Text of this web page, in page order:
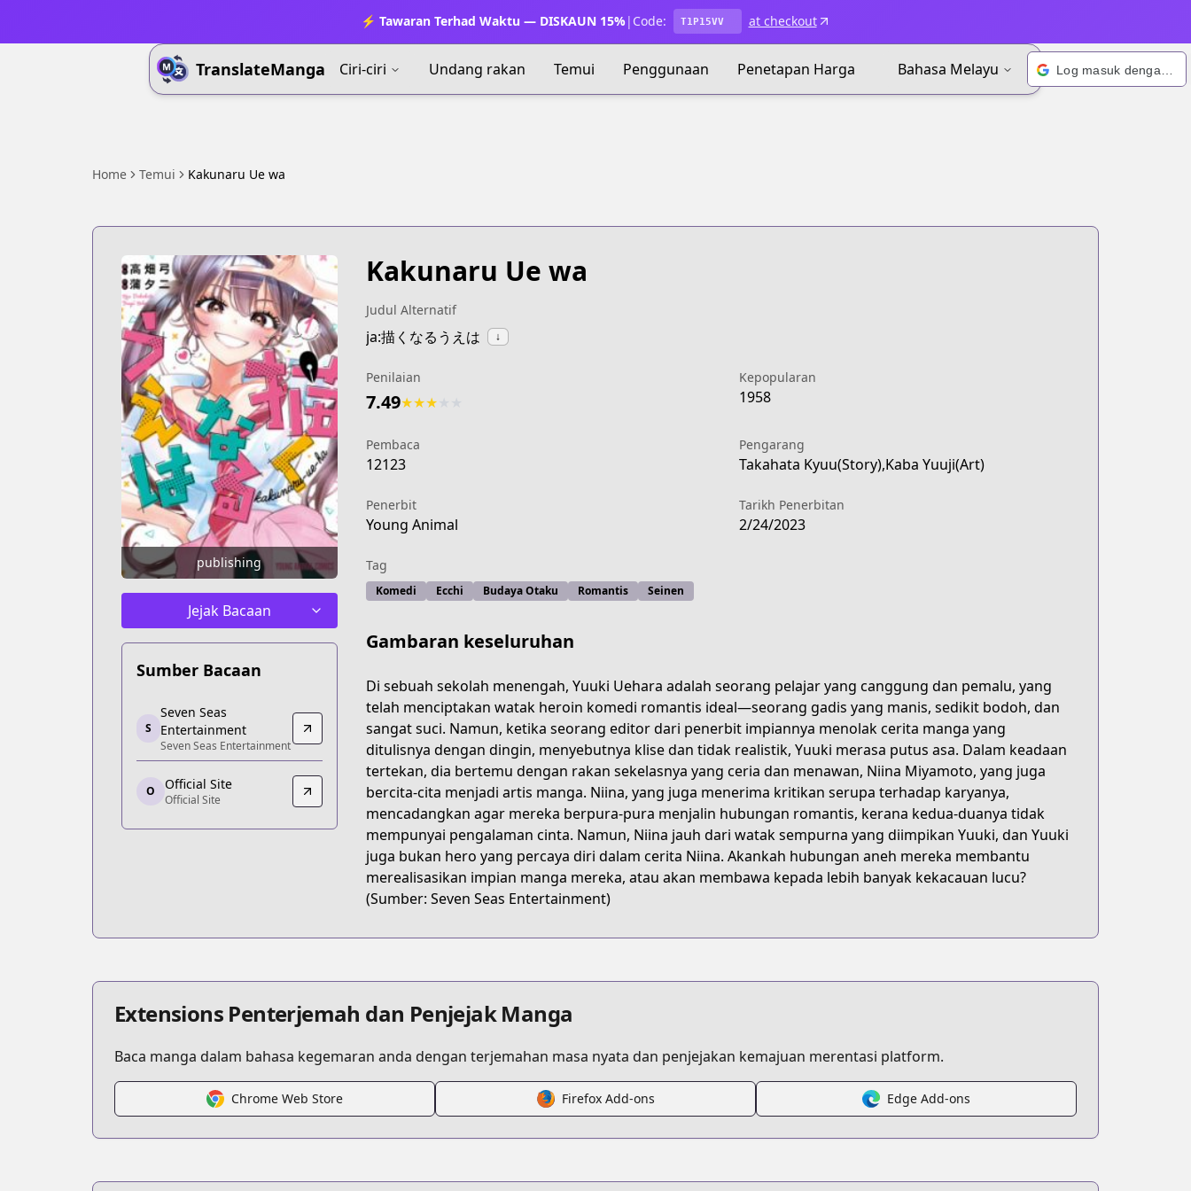
⚡ Tawaran Terhad Waktu — DISKAUN 15%| Code: T1P15VV at checkout
TranslateManga Ciri-ciri Undang rakan Temui Penggunaan Penetapan Harga Bahasa Melayu
Home Temui Kakunaru Ue wa
publishing
Jejak Bacaan
Sumber Bacaan
Seven Seas Entertainment
Seven Seas Entertainment
https://sevenseasentertainment.com/series/now-that-we-draw/
Official Site
https://younganimal.com/series/423d7471396e9
S
Seven Seas
Entertainment
Seven Seas Entertainment
O Official Site
Official Site
Kakunaru Ue wa
Judul Alternatif
ja:描くなるうえは ↓
Penilaian
7.49★★★
Kepopularan
1958
Pembaca
12123
Pengarang
Takahata Kyuu(Story),Kaba Yuuji(Art)
Penerbit
Young Animal
Tarikh Penerbitan
2/24/2023
Tag
Komedi Ecchi Budaya Otaku Romantis Seinen
Gambaran keseluruhan
Di sebuah sekolah menengah, Yuuki Uehara adalah seorang pelajar yang canggung dan pemalu, yang
telah menciptakan watak heroin komedi romantis ideal—seorang gadis yang manis, sedikit bodoh, dan
sangat suci. Namun, ketika seorang editor dari penerbit impiannya menolak cerita manga yang
ditulisnya dengan dingin, menyebutnya klise dan tidak realistik, Yuuki merasa putus asa. Dalam keadaan
tertekan, dia bertemu dengan rakan sekelasnya yang ceria dan menawan, Niina Miyamoto, yang juga
bercita-cita menjadi artis manga. Niina, yang juga menerima kritikan serupa terhadap karyanya,
mencadangkan agar mereka berpura-pura menjalin hubungan romantis, kerana kedua-duanya tidak
mempunyai pengalaman cinta. Namun, Niina jauh dari watak sempurna yang diimpikan Yuuki, dan Yuuki
juga bukan hero yang percaya diri dalam cerita Niina. Akankah hubungan aneh mereka membantu
merealisasikan impian manga mereka, atau akan membawa kepada lebih banyak kekacauan lucu?
(Sumber: Seven Seas Entertainment)
Extensions Penterjemah dan Penjejak Manga
Baca manga dalam bahasa kegemaran anda dengan terjemahan masa nyata dan penjejakan kemajuan merentasi platform.
Chrome Web Store Firefox Add-ons Edge Add-ons